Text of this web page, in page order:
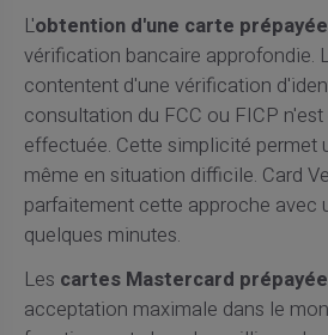
L'obtention d'une carte prépayée
vérification bancaire approfondie.
contentent d'une vérification
consultation du FCC ou FICP
effectuée. Cette simplicité permet
même en situation difficile. Card
parfaitement cette approche avec
quelques minutes.
Les cartes Mastercard
acceptation maximale dans le